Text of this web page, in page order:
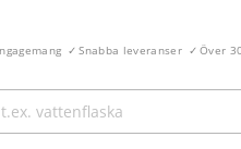
Snabba leveranser Över